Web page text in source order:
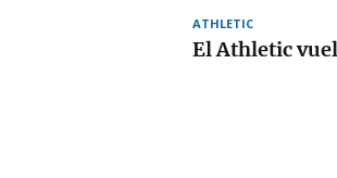
ATHLETIC
El Athletic